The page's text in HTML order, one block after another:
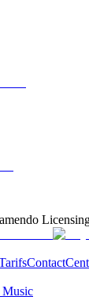
Contact
Music